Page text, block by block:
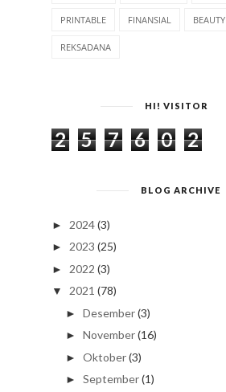
PRINTABLE FINANSIAL BEAUTY
REKSADANA
HI! VISITOR
2 5 7 6 0 2
BLOG ARCHIVE
► 2024(3)
► 2023 (25)
► 2022 (3)
▼ 2021 (78)
► Desember(3)
► November(16)
► Oktober(3)
► September(1)